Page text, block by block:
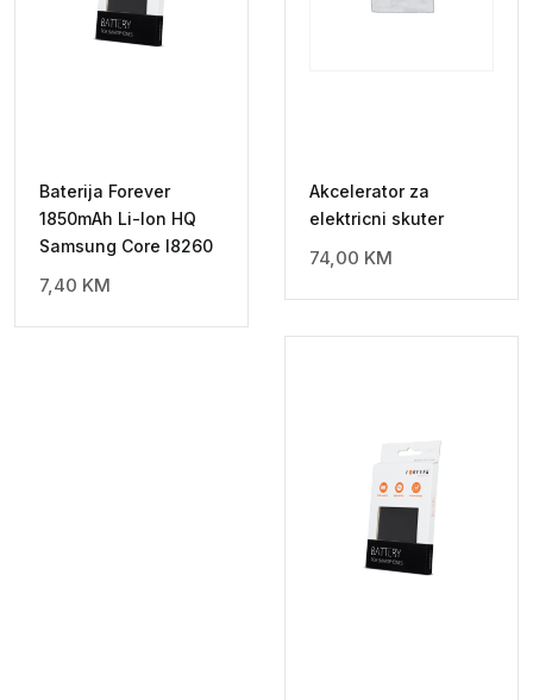
Baterija Forever
1850mAh Li-Ion HQ
Samsung Core I8260
7,40 KM
Akcelerator za
elektricni skuter
74,00 KM